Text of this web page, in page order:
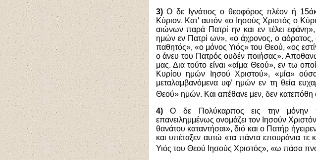
3)Ο δε Ιγνάτιος ο θεοφόρος πλέον ή
Κύριον. Κατ' αυτόν «ο Ιησούς Χριστός ο
αιώνων παρά Πατρί ην και εν τέλει
ημών εν Πατρί ων», «ο άχρονος, ο αόρατος,
παθητός», «ο μόνος Υιός» του Θεού, «ος
ο άνευ του Πατρός ουδέν ποιήσας».
μας. Δια τούτο είναι «αίμα Θεού», εν τω
Κυρίου ημών Ιησού Χριστού», «μία»
μεταλαμβανόμενα υφ’ ημών εν τη θεία
Θεού» ημών. Και απέθανε μεν, δεν
4)Ο δε Πολύκαρπος εις την μόνην
επανειλημμένως ονομάζει τον Ιησούν
θανάτου καταντήσαι», διό και ο Πατήρ
και υπέταξεν αυτώ «τα πάντα επουράνια τε
Υιός του Θεού Ιησούς Χριστός», «ω πάσα